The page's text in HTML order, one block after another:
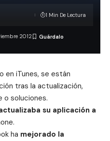
2012
1 Min De Lectura
en iTunes, se están
tras la actualización,
o soluciones.
su aplicación a
ha mejorado la